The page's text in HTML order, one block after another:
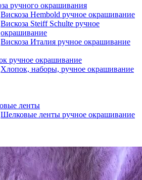
ручного окрашивания
Вискоза Hembold ручное окрашивание
Вискоза Steiff Schulte ручное
окрашивание
Вискоза Италия ручное окрашивание
ручное окрашивание
Хлопок, наборы, ручное окрашивание
ленты
Шелковые ленты ручное окрашивание